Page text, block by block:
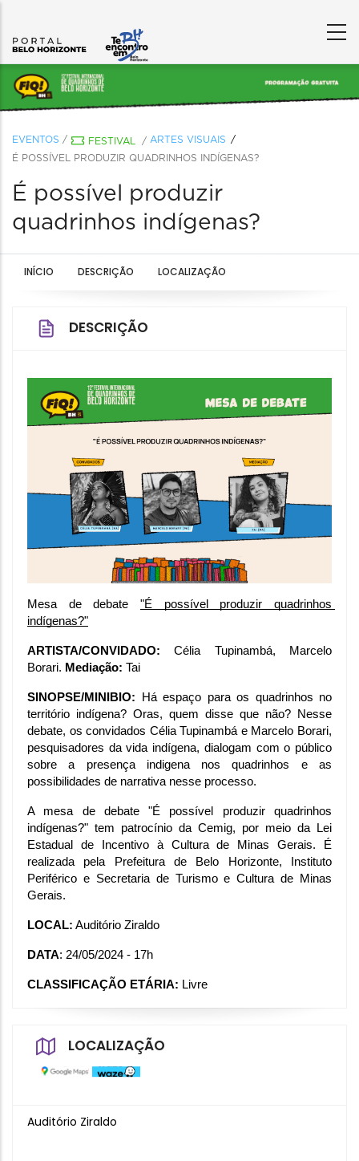
EVENTOS / FESTIVAL / ARTES VISUAIS
É POSSÍVEL PRODUZIR QUADRINHOS INDÍGENAS?
É possível produzir
quadrinhos indígenas?
INÍCIO DESCRIÇÃO LOCALIZAÇÃO
DESCRIÇÃO
Mesa de debate "É possível produzir quadrinhos
indígenas?"
ARTISTA/CONVIDADO: Célia Tupinambá, Marcelo
Borari. Mediação: Tai
SINOPSE/MINIBIO: Há espaço para os quadrinhos no
território indígena? Oras, quem disse que não? Nesse
debate, os convidados Célia Tupinambá e Marcelo Borari,
pesquisadores da vida indígena, dialogam com o público
sobre a presença indigena nos quadrinhos e as
possibilidades de narrativa nesse processo.
A mesa de debate "É possível produzir quadrinhos
indígenas?" tem patrocínio da Cemig, por meio da Lei
Estadual de Incentivo à Cultura de Minas Gerais. É
realizada pela Prefeitura de Belo Horizonte, Instituto
Periférico e Secretaria de Turismo e Cultura de Minas
Gerais.
LOCAL: Auditório Ziraldo
DATA: 24/05/2024 - 17h
CLASSIFICAÇÃO ETÁRIA: Livre
LOCALIZAÇÃO
Auditório Ziraldo